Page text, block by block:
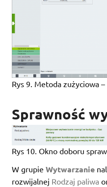
Rys 9. Metoda zużyciowa
Sprawność
Rys 10. Okno doboru
W grupie Wytwarzanie
rozwijalnej Rodzaj paliwa